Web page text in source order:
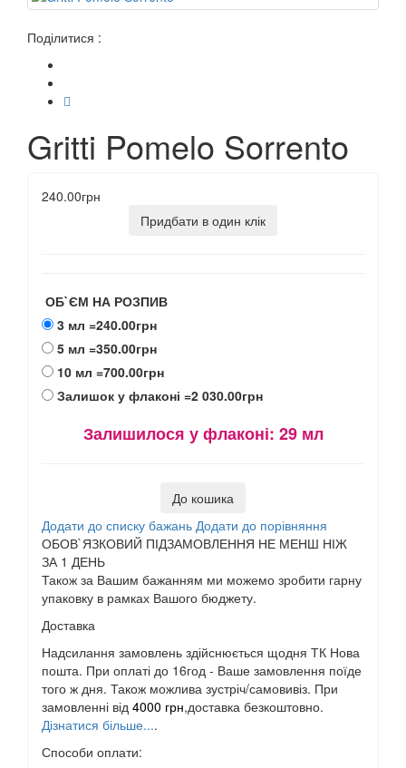
Поділитися :
Gritti Pomelo Sorrento
240.00грн
Придбати в один клік
ОБ`ЄМ НА РОЗПИВ
3 мл =240.00грн
5 мл =350.00грн
10 мл =700.00грн
Залишок у флаконі =2 030.00грн
Залишилося у флаконі: 29 мл
До кошика
Додати до списку бажань Додати до порівняння
ОБОВ`ЯЗКОВИЙ ПІДЗАМОВЛЕННЯ НЕ МЕНШ НІЖ
ЗА 1 ДЕНЬ
Також за Вашим бажанням ми можемо зробити гарну
упаковку в рамках Вашого бюджету.
Доставка
Надсилання замовлень здійснюється щодня ТК Нова
пошта. При оплаті до 16год - Ваше замовлення поїде
того ж дня. Також можлива зустріч/самовивіз. При
замовленні від 4000 грн,доставка безкоштовно.
Дізнатися більше....
Способи оплати: